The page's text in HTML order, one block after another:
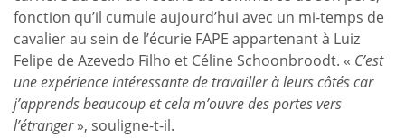
fonction qu’il cumule aujourd’hui avec un mi-temps de
cavalier au sein de l’écurie FAPE appartenant à Luiz
Felipe de Azevedo Filho et Céline Schoonbroodt. « C’est
une expérience intéressante de travailler à leurs côtés car
j’apprends beaucoup et cela m’ouvre des portes vers
l’étranger», souligne-t-il.